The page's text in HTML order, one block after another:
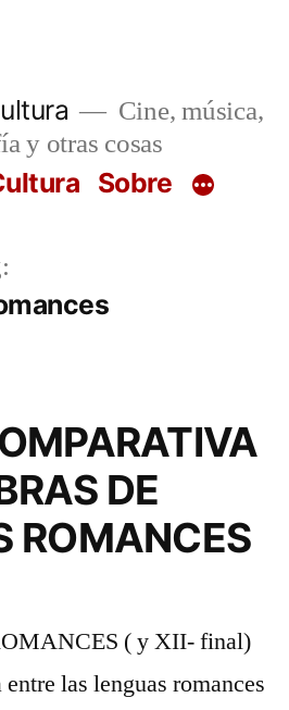
Cine, música,
y otras cosas
Sobre
DE
ROMANCES
( y XII- final)
las lenguas romances